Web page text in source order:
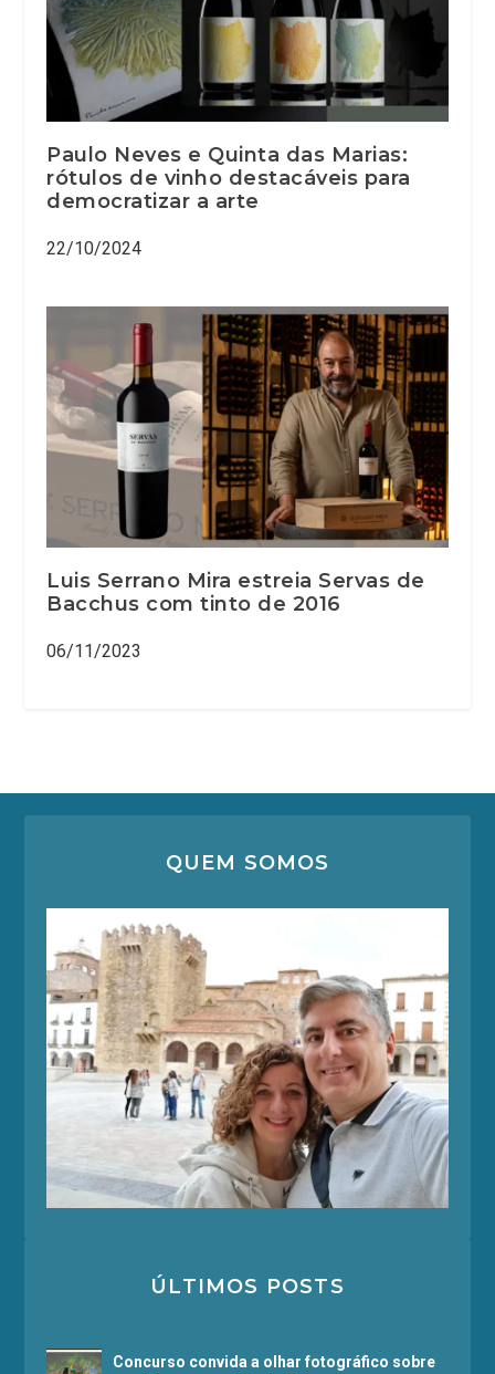
Paulo Neves e Quinta das Marias:
rótulos de vinho destacáveis para
democratizar a arte
22/10/2024
Luis Serrano Mira estreia Servas de
Bacchus com tinto de 2016
06/11/2023
QUEM SOMOS
ÚLTIMOS POSTS
Concurso convida a olhar fotográfico sobre